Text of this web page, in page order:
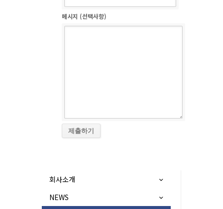
메시지 (선택사항)
회사소개
NEWS